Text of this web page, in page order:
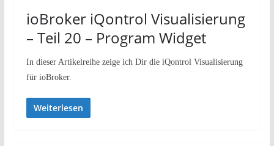
ioBroker iQontrol Visualisierung
– Teil 20 – Program Widget
In dieser Artikelreihe zeige ich Dir die iQontrol Visualisierung
für ioBroker.
Weiterlesen